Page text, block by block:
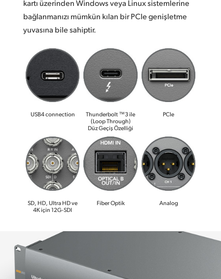
kartı üzerinden Windows veya Linux sistemlerine
bağlanmanızı mümkün kılan bir PCIe genişletme
yuvasına bile sahiptir.
USB4 connection
Thunderbolt ™3 ile
(Loop Through)
Düz Geçiş Özelliği
PCIe
SD, HD, Ultra HD ve
4K için 12G-SDI
Fiber Optik Analog